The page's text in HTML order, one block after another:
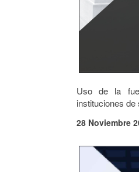
Uso de la
instituciones de
28 Noviembre